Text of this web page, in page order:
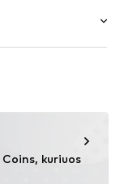
Coins, kuriuos